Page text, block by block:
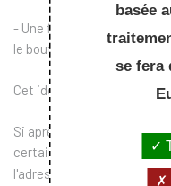
- Une fois identifié,
le bouton « modifier ».
Cet identifiant n'est à
Si après vérification dans
certain de ne pas avoir
l'adresse
basée
se fera